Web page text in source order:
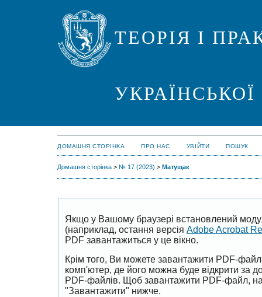
ТЕОРІЯ І
ДОМАШНЯ СТОРІНКА ПРО НАС УВІЙТИ ПОШУК
Домашня сторінка > № 17 (2023) > Матущак
Якщо у Вашому браузері встановлений
(наприклад, остання версія Adobe Acrobat
PDF завантажиться у це вікно.
Крім того, Ви можете завантажити PDF-
комп'ютер, де його можна буде відкрити за
PDF-файлів. Щоб завантажити PDF-файл,
"Завантажити" нижче.